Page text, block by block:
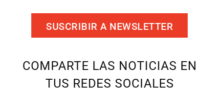
SUSCRIBIR A NEWSLETTER
COMPARTE LAS NOTICIAS EN
TUS REDES SOCIALES